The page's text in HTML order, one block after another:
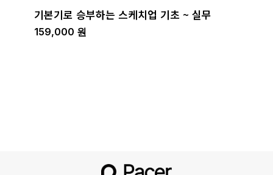
기본기로 승부하는 스케치업 기초 ~ 실무
159,000 원